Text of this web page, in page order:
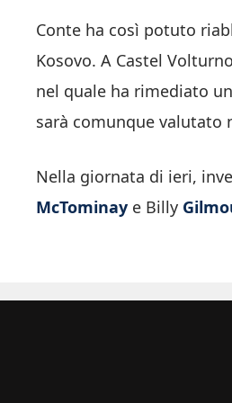
Conte ha così potuto
Kosovo. A Castel
nel quale ha rimediato
sarà comunque valutato
Nella giornata di ieri,
McTominay e Billy